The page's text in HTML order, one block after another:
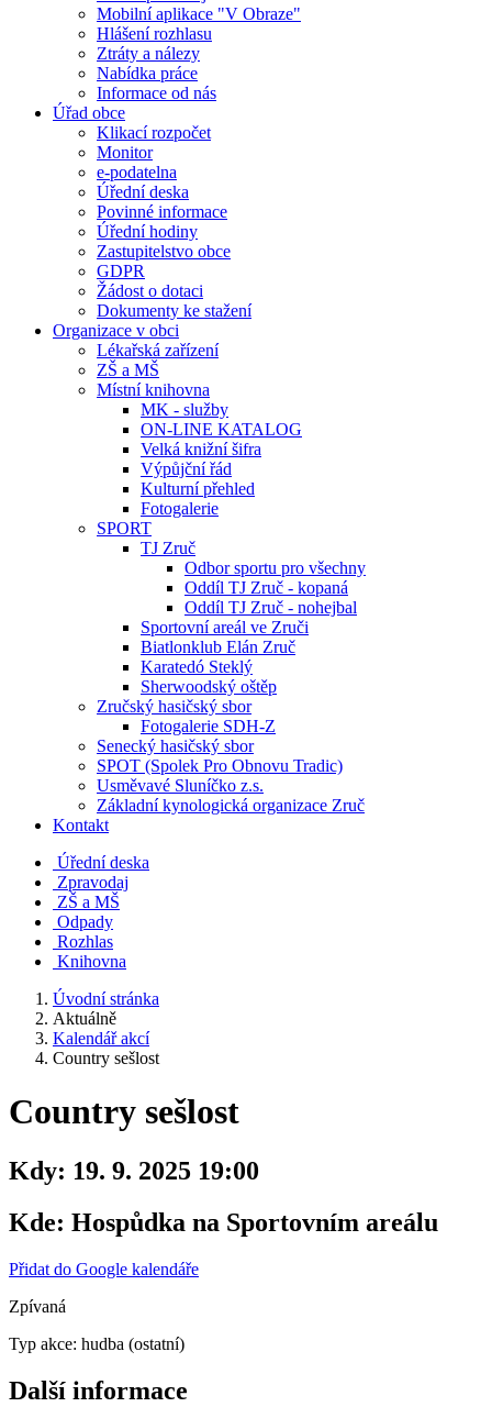
Mobilní aplikace "V Obraze"
Hlášení rozhlasu
Ztráty a nálezy
Nabídka práce
Informace od nás
Úřad obce
Klikací rozpočet
Monitor
e-podatelna
Úřední deska
Povinné informace
Úřední hodiny
Zastupitelstvo obce
GDPR
Žádost o dotaci
Dokumenty ke stažení
Organizace v obci
Lékařská zařízení
ZŠ a MŠ
Místní knihovna
MK - služby
ON-LINE KATALOG
Velká knižní šifra
Výpůjční řád
Kulturní přehled
Fotogalerie
SPORT
TJ Zruč
Odbor sportu pro všechny
Oddíl TJ Zruč - kopaná
Oddíl TJ Zruč - nohejbal
Sportovní areál ve Zruči
Biatlonklub Elán Zruč
Karatedó Steklý
Sherwoodský oštěp
Zručský hasičský sbor
Fotogalerie SDH-Z
Senecký hasičský sbor
SPOT (Spolek Pro Obnovu Tradic)
Usměvavé Sluníčko z.s.
Základní kynologická organizace Zruč
Kontakt
Úřední deska
Zpravodaj
ZŠ a MŠ
Odpady
Rozhlas
Knihovna
Úvodní stránka
Aktuálně
Kalendář akcí
Country sešlost
Country sešlost
Kdy: 19. 9. 2025 19:00
Kde: Hospůdka na Sportovním areálu
Přidat do Google kalendáře
Zpívaná
Typ akce: hudba (ostatní)
Další informace